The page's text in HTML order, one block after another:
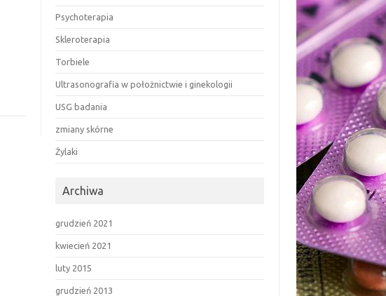
Psychoterapia
Skleroterapia
Torbiele
Ultrasonografia w położnictwie i ginekologii
USG badania
zmiany skórne
Żylaki
Archiwa
grudzień 2021
kwiecień 2021
luty 2015
grudzień 2013